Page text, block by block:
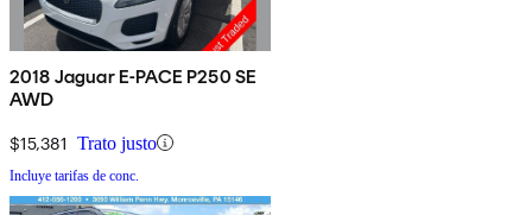
2018 Jaguar E-PACE P250 SE
AWD
$15,381 Trato justo
Incluye tarifas de conc.